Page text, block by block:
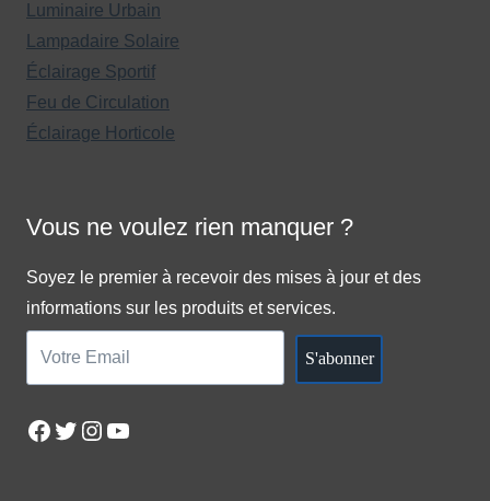
Luminaire Urbain
Lampadaire Solaire
Éclairage Sportif
Feu de Circulation
Éclairage Horticole
Vous ne voulez rien manquer ?
Soyez le premier à recevoir des mises à jour et des
informations sur les produits et services.
S'abonner
Facebook
Twitter
Instagram
YouTube